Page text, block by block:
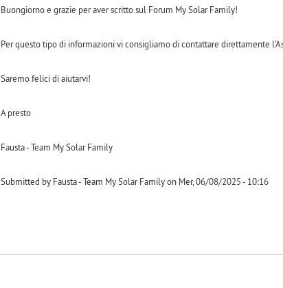
Buongiorno e grazie per aver scritto sul Forum My Solar Family!
Per questo tipo di informazioni vi consigliamo di contattare direttamente
Saremo felici di aiutarvi!
A presto
Fausta - Team My Solar Family
Submitted by Fausta - Team My Solar Family on Mer, 06/08/2025 - 10:16